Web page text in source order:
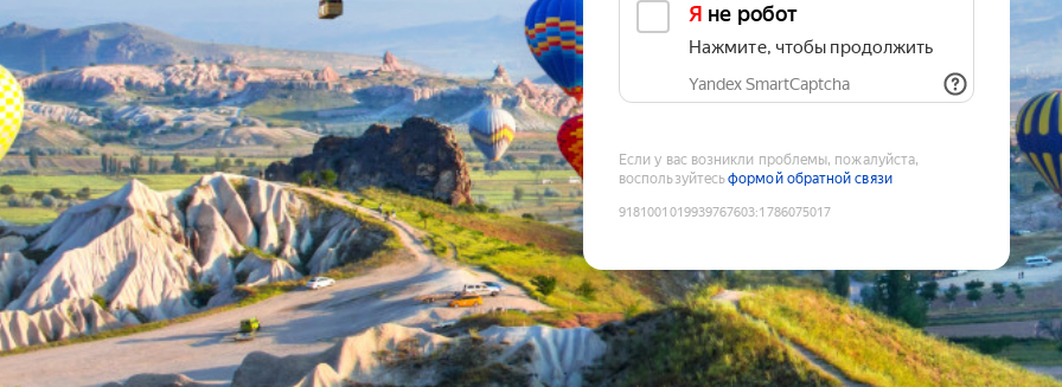
Я не робот
Нажмите, чтобы продолжить
Yandex SmartCaptcha
Если у вас возникли проблемы, пожалуйста,
воспользуйтесьформой обратной связи
9181001019939767603:1786075017